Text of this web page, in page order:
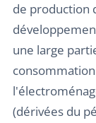
de production
une large
(dérivées du